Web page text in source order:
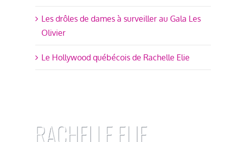
Les drôles de dames à surveiller au Gala Les
Olivier
Le Hollywood québécois de Rachelle Elie